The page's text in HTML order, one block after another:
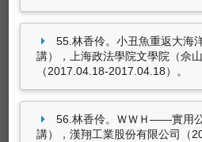
55.林香伶。小丑魚重返大海
講），上海政法學院文學院（佘山
（2017.04.18-2017.04.18）。
56.林香伶。ＷＷＨ——實用
講），漢翔工業股份有限公司（